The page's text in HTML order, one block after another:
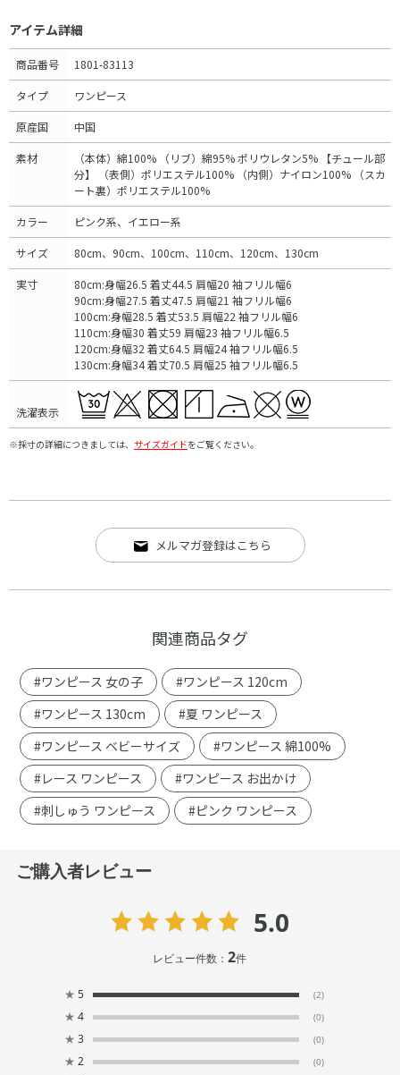
アイテム詳細
商品番号 1801-83113
タイプ ワンピース
原産国 中国
素材
（本体）綿100% （リブ）綿95% ポリウレタン5% 【チュール部
分】 （表側）ポリエステル100% （内側）ナイロン100% （スカ
ート裏）ポリエステル100%
カラー ピンク系、イエロー系
サイズ 80cm、90cm、100cm、110cm、120cm、130cm
実寸
80cm:身幅26.5 着丈44.5 肩幅20 袖フリル幅6
90cm:身幅27.5 着丈47.5 肩幅21 袖フリル幅6
100cm:身幅28.5 着丈53.5 肩幅22 袖フリル幅6
110cm:身幅30 着丈59 肩幅23 袖フリル幅6.5
120cm:身幅32 着丈64.5 肩幅24 袖フリル幅6.5
130cm:身幅34 着丈70.5 肩幅25 袖フリル幅6.5
洗濯表示
※採寸の詳細につきましては、 サイズガイドをご覧ください。
メルマガ登録はこちら
関連商品タグ
#ワンピース 女の子
#ワンピース 120cm
#ワンピース 130cm
#夏 ワンピース
#ワンピース ベビーサイズ
#ワンピース 綿100%
#レース ワンピース
#ワンピース お出かけ
#刺しゅう ワンピース
#ピンク ワンピース
ご購入者レビュー
5.0
レビュー件数：2件
★ 5 (2)
★ 4 (0)
★ 3 (0)
★ 2 (0)